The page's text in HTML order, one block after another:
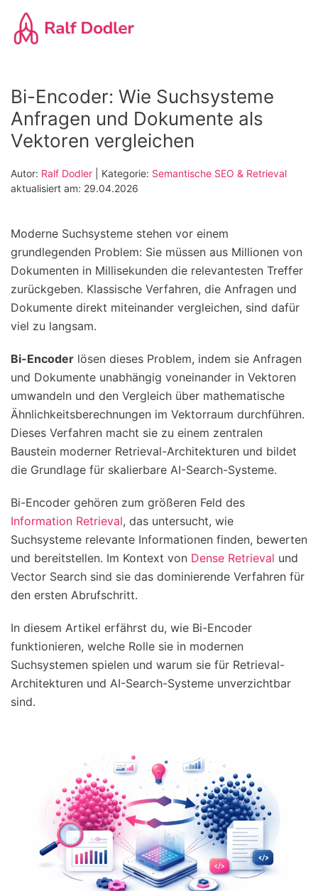
Zum
Bi-Encoder: Wie Suchsysteme
Anfragen und Dokumente als
Vektoren vergleichen
Autor: Ralf Dodler | Kategorie: Semantische SEO & Retrieval
aktualisiert am: 29.04.2026
Moderne Suchsysteme stehen vor einem
grundlegenden Problem: Sie müssen aus Millionen von
Dokumenten in Millisekunden die relevantesten Treffer
zurückgeben. Klassische Verfahren, die Anfragen und
Dokumente direkt miteinander vergleichen, sind dafür
viel zu langsam.
Bi-Encoder lösen dieses Problem, indem sie Anfragen
und Dokumente unabhängig voneinander in Vektoren
umwandeln und den Vergleich über mathematische
Ähnlichkeitsberechnungen im Vektorraum durchführen.
Dieses Verfahren macht sie zu einem zentralen
Baustein moderner Retrieval-Architekturen und bildet
die Grundlage für skalierbare AI-Search-Systeme.
Bi-Encoder gehören zum größeren Feld des
Information Retrieval, das untersucht, wie
Suchsysteme relevante Informationen finden, bewerten
und bereitstellen. Im Kontext von Dense Retrieval und
Vector Search sind sie das dominierende Verfahren für
den ersten Abrufschritt.
In diesem Artikel erfährst du, wie Bi-Encoder
funktionieren, welche Rolle sie in modernen
Suchsystemen spielen und warum sie für Retrieval-
Architekturen und AI-Search-Systeme unverzichtbar
sind.